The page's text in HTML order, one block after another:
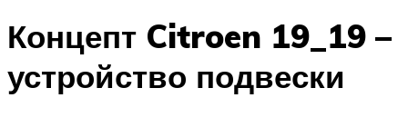
Концепт Citroen 19_19 –
устройство подвески